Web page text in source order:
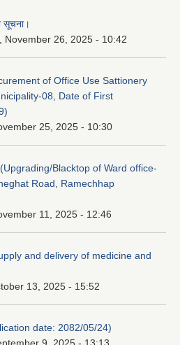
सूचना।
November 26, 2025 - 10:42
of Office Use Sattionery
08, Date of First
25, 2025 - 10:30
Blacktop of Ward office-
Road, Ramechhap
11, 2025 - 12:46
and delivery of medicine and
13, 2025 - 15:52
date: 2082/05/24)
9, 2025 - 13:13